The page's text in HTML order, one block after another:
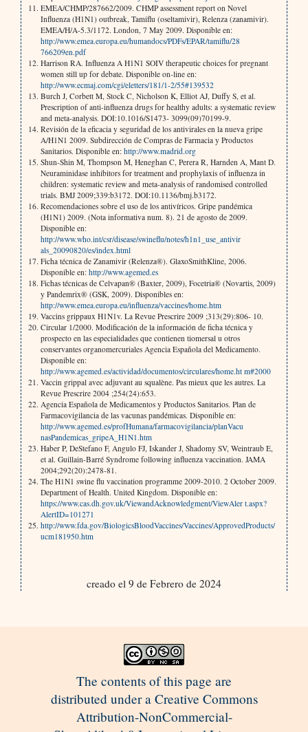
EMEA/CHMP/287662/2009. CHMP assessment report on Novel
Influenza (H1N1) outbreak, Tamiflu (oseltamivir), Relenza (zanamivir).
EMEA/H/A-5.3/1172. London, 7 May 2009. Disponible en:
http://www.emea.europa.eu/humandocs/PDFs/EPAR/tamiflu/28
766209en.pdf
Harrison RA. Influenza A H1N1 SOIV therapeutic choices for pregnant
women still up for debate. Disponible on-line en:
http://www.ecmaj.com/cgi/eletters/181/1-2/55#139532
Burch J, Corbett M, Stock C, Nicholson K, Elliot AJ, Duffy S, et al.
Prescription of anti-influenza drugs for healthy adults: a systematic review
and meta-analysis. DOI:10.1016/S1473- 3099(09)70199-9.
Revisión de la eficacia y seguridad de los antivirales en la nueva gripe
A/H1N1 2009. Subdirección de Compras de Farmacia y Productos
Sanitarios. Disponible en: http://www.madrid.org
Shun-Shin M, Thompson M, Heneghan C, Perera R, Harnden A, Mant D.
Neuraminidase inhibitors for treatment and prophylaxis of influenza in
children: systematic review and meta-analysis of randomised controlled
trials. BMJ 2009;339:b3172. DOI:10.1136/bmj.b3172.
Recomendaciones sobre el uso de los antivíricos. Gripe pandémica
(H1N1) 2009. (Nota informativa num. 8). 21 de agosto de 2009.
Disponible en:
http://www.who.int/csr/disease/swineflu/notes/h1n1_use_antivir
als_20090820/es/index.html
Ficha técnica de Zanamivir (Relenza®). GlaxoSmithKline, 2006.
Disponible en: http://www.agemed.es
Fichas técnicas de Celvapan® (Baxter, 2009), Focetria® (Novartis, 2009)
y Pandemrix® (GSK, 2009). Disponibles en:
http://www.emea.europa.eu/influenza/vaccines/home.htm
Vaccins grippaux H1N1v. La Revue Prescrire 2009 ;313(29):806- 10.
Circular 1/2000. Modificación de la información de ficha técnica y
prospecto en las especialidades que contienen tiomersal u otros
conservantes organomercuriales Agencia Española del Medicamento.
Disponible en:
http://www.agemed.es/actividad/documentos/circulares/home.ht m#2000
Vaccin grippal avec adjuvant au squalène. Pas mieux que les autres. La
Revue Prescrire 2004 ;254(24):653.
Agencia Española de Medicamentos y Productos Sanitarios. Plan de
Farmacovigilancia de las vacunas pandémicas. Disponible en:
http://www.agemed.es/profHumana/farmacovigilancia/planVacu
nasPandemicas_gripeA_H1N1.htm
Haber P, DeStefano F, Angulo FJ, Iskander J, Shadomy SV, Weintraub E,
et al. Guillain-Barré Syndrome following influenza vaccination. JAMA
2004;292(20):2478-81.
The H1N1 swine flu vaccination programme 2009-2010. 2 October 2009.
Department of Health. United Kingdom. Disponible en:
https://www.cas.dh.gov.uk/ViewandAcknowledgment/ViewAler t.aspx?
AlertID=101271
http://www.fda.gov/BiologicsBloodVaccines/Vaccines/ApprovedProducts/
ucm181950.htm
creado el 9 de Febrero de 2024
The contents of this page are
distributed under a Creative Commons
Attribution-NonCommercial-